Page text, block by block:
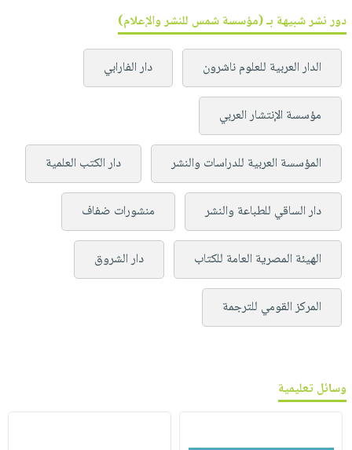
دور نشر شبيهة بـ (مؤسسة شمس للنشر والإعلام)
الدار العربية للعلوم ناشرون دار الفارابي
مؤسسة الإنتشار العربي
المؤسسة العربية للدراسات والنشر دار الكتب العلمية
دار الساقي للطباعة والنشر منشورات ضفاف
الهيئة المصرية العامة للكتاب دار الشروق
المركز القومي للترجمة
وسائل تعليمية